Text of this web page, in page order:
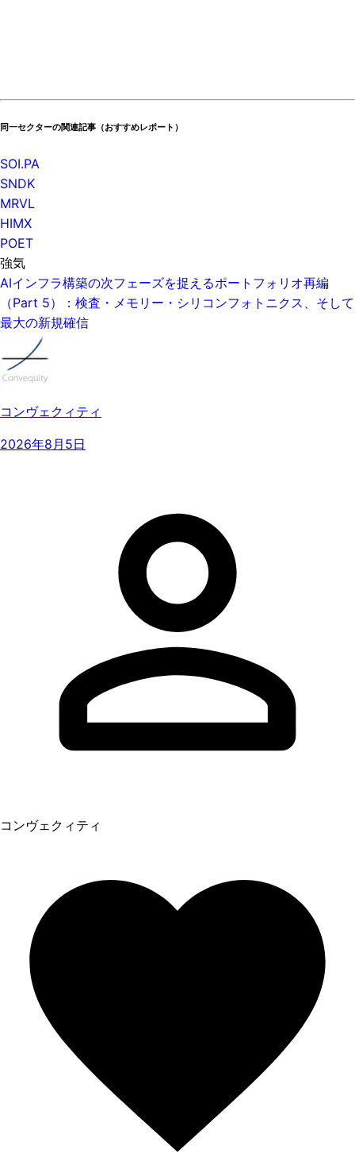
同一セクターの関連記事（おすすめレポート）
SOI.PA
SNDK
MRVL
HIMX
POET
強気
AIインフラ構築の次フェーズを捉えるポートフォリオ再編
（Part 5）：検査・メモリー・シリコンフォトニクス、そして
最大の新規確信
コンヴェクィティ
2026年8月5日
コンヴェクィティ